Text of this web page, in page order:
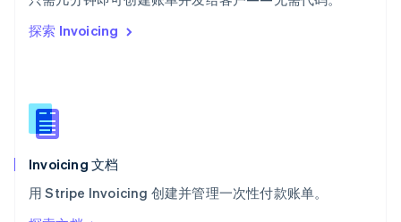
探索 Invoicing
Invoicing 文档
用 Stripe Invoicing 创建并管理一次性付款账单。
English
西班牙
新西兰
English
匈牙利
English
ItalianoEnglish
印度